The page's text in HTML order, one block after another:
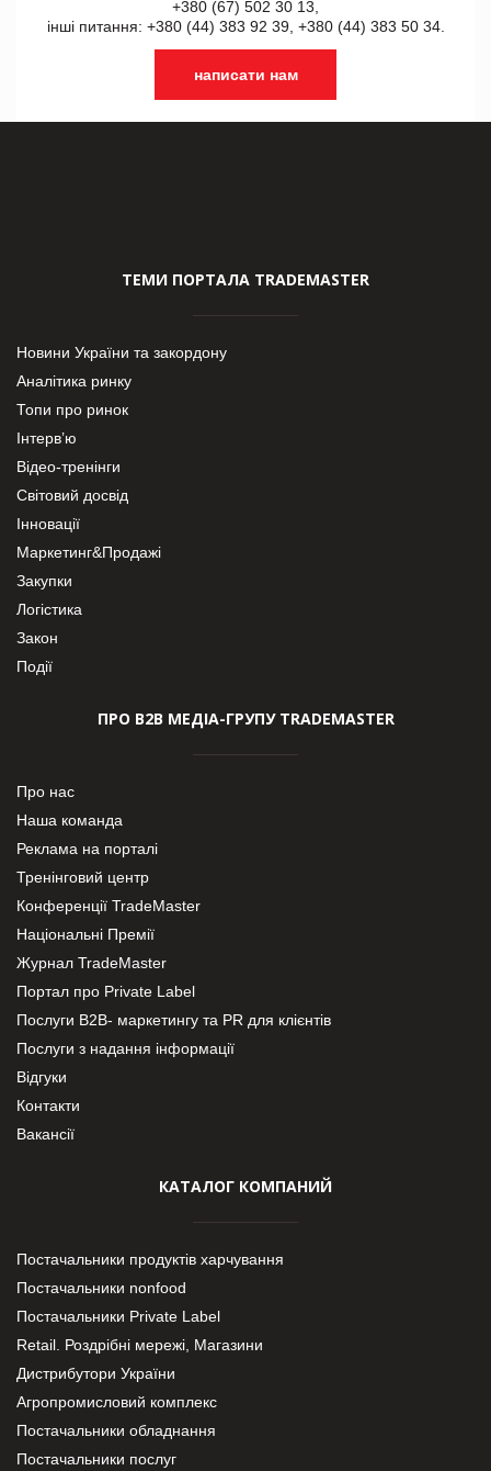
+380 (67) 502 30 13,
інші питання: +380 (44) 383 92 39, +380 (44) 383 50 34.
написати нам
ТЕМИ ПОРТАЛА TRADEMASTER
Новини України та закордону
Аналітика ринку
Топи про ринок
Інтерв’ю
Відео-тренінги
Світовий досвід
Інновації
Маркетинг&Продажі
Закупки
Логістика
Закон
Події
ПРО В2В МЕДІА-ГРУПУ TRADEMASTER
Про нас
Наша команда
Реклама на порталі
Тренінговий центр
Конференції TradeMaster
Національні Премії
Журнал TradeMaster
Портал про Private Label
Послуги В2В- маркетингу та PR для клієнтів
Послуги з надання інформації
Відгуки
Контакти
Вакансії
КАТАЛОГ КОМПАНИЙ
Постачальники продуктів харчування
Постачальники nonfood
Постачальники Private Label
Retail. Роздрібні мережі, Магазини
Дистрибутори України
Агропромисловий комплекс
Постачальники обладнання
Постачальники послуг